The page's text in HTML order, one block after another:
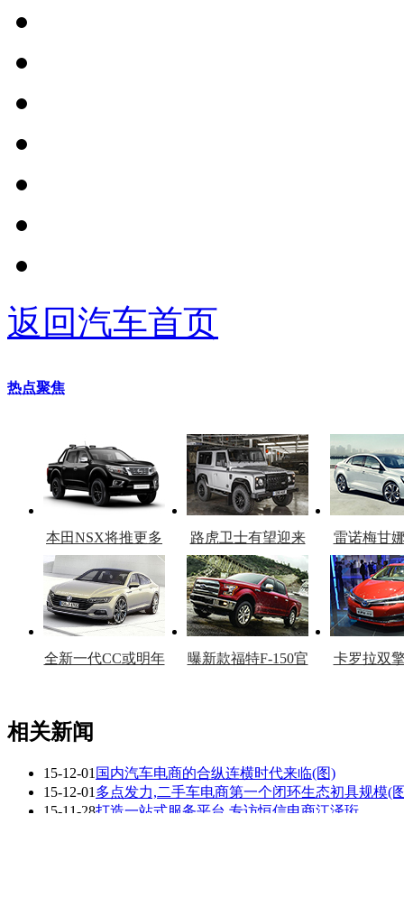
返回汽车首页
热点聚焦
本田NSX将推更多
车型
路虎卫士有望迎来
复产
雷诺梅甘
官
全新一代CC或明年
曝新款福特F-150官
卡罗拉双
看赛车宝贝争奇斗
艳
车模美腿爆乳无惧
走光
相关新闻
15-12-01 国内汽车电商的合纵连横时代来临(图)
15-12-01 多点发力,二手车电商第一个闭环生态初具规模(
15-11-28打造一站式服务平台 专访恒信电商江泽珩